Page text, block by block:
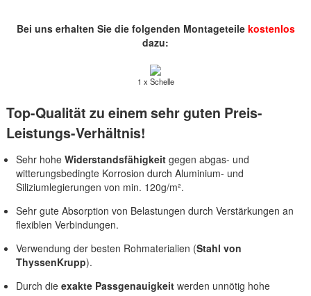
Bei uns erhalten Sie die folgenden Montageteile kostenlos
dazu:
1 x Schelle
Top-Qualität zu einem sehr guten Preis-
Leistungs-Verhältnis!
Sehr hohe Widerstandsfähigkeit gegen abgas- und
witterungsbedingte Korrosion durch Aluminium- und
Siliziumlegierungen von min. 120g/m².
Sehr gute Absorption von Belastungen durch Verstärkungen an
flexiblen Verbindungen.
Verwendung der besten Rohmaterialien (Stahl von
ThyssenKrupp).
Durch dieexakte Passgenauigkeitwerden unnötig hohe